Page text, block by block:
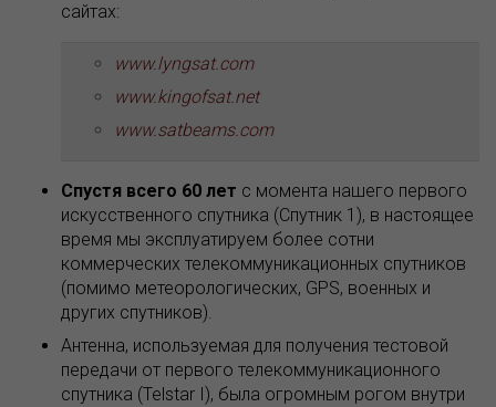
сайтах:
www.lyngsat.com
www.kingofsat.net
www.satbeams.com
Спустя всего 60 лет с момента нашего первого
искусственного спутника (Спутник 1), в настоящее
время мы эксплуатируем более сотни
коммерческих телекоммуникационных спутников
(помимо метеорологических, GPS, военных и
других спутников).
Антенна, используемая для получения тестовой
передачи от первого телекоммуникационного
спутника (Telstar I), была огромным рогом внутри